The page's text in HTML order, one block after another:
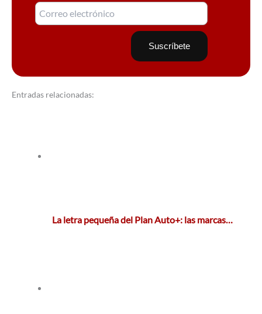
Entradas relacionadas:
La letra pequeña del Plan Auto+: las marcas…